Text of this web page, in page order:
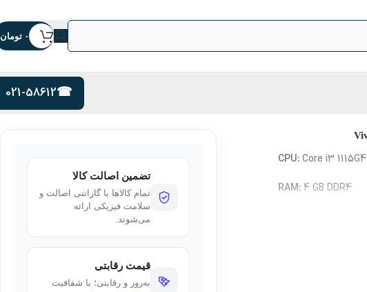
۰ تومان
021-58612
CPU:Core i3 1115G4
RAM:4 GB DDR4
تضمین اصالت کالا
تمام کالاها با گارانتی اصالت و
سلامت فیزیکی ارائه
می‌شوند.
قیمت رقابتی
به‌روز و رقابتی؛ با شفافیت